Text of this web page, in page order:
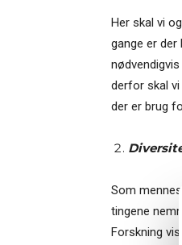
Her skal vi
gange er
derfor skal
der er brug
Som
tingene
Forskning